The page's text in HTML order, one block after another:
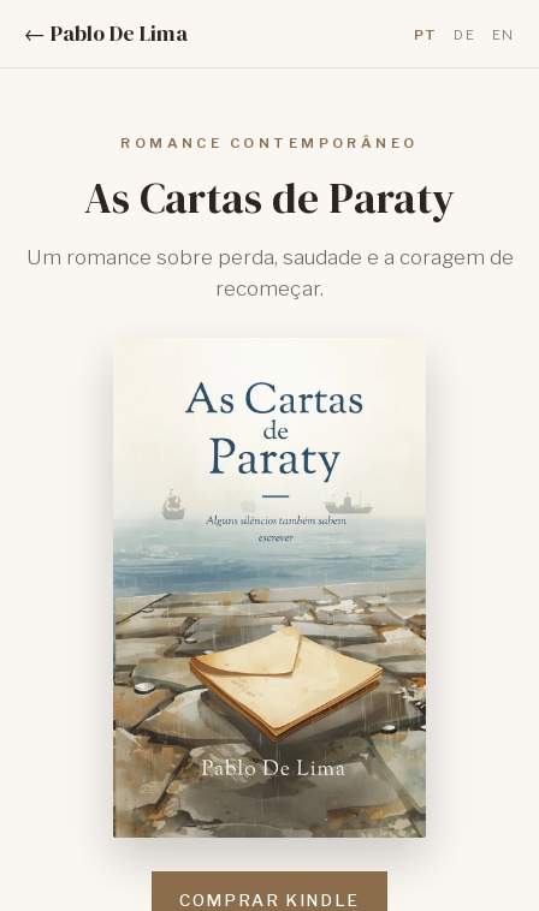
← Pablo De Lima PT DE EN
ROMANCE CONTEMPORÂNEO
As Cartas de Paraty
Um romance sobre perda, saudade e a coragem de
recomeçar.
COMPRAR KINDLE